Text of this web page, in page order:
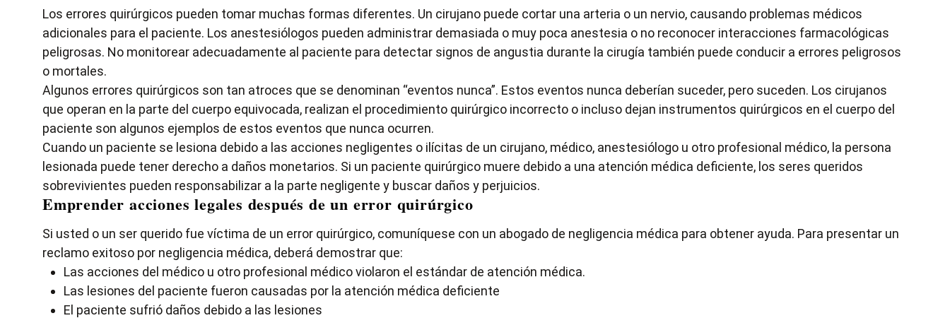
Los errores quirúrgicos pueden tomar muchas formas diferentes. Un cirujano puede cortar una arteria o un nervio, causando problemas médicos
adicionales para el paciente. Los anestesiólogos pueden administrar demasiada o muy poca anestesia o no reconocer interacciones farmacológicas
peligrosas. No monitorear adecuadamente al paciente para detectar signos de angustia durante la cirugía también puede conducir a errores peligrosos
o mortales.
Algunos errores quirúrgicos son tan atroces que se denominan “eventos nunca”. Estos eventos nunca deberían suceder, pero suceden. Los cirujanos
que operan en la parte del cuerpo equivocada, realizan el procedimiento quirúrgico incorrecto o incluso dejan instrumentos quirúrgicos en el cuerpo del
paciente son algunos ejemplos de estos eventos que nunca ocurren.
Cuando un paciente se lesiona debido a las acciones negligentes o ilícitas de un cirujano, médico, anestesiólogo u otro profesional médico, la persona
lesionada puede tener derecho a daños monetarios. Si un paciente quirúrgico muere debido a una atención médica deficiente, los seres queridos
sobrevivientes pueden responsabilizar a la parte negligente y buscar daños y perjuicios.
Emprender acciones legales después de un error quirúrgico
Si usted o un ser querido fue víctima de un error quirúrgico, comuníquese con un abogado de negligencia médica para obtener ayuda. Para presentar un
reclamo exitoso por negligencia médica, deberá demostrar que:
Las acciones del médico u otro profesional médico violaron el estándar de atención médica.
Las lesiones del paciente fueron causadas por la atención médica deficiente
El paciente sufrió daños debido a las lesiones